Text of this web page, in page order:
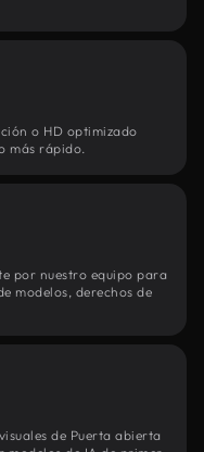
o HD optimizado
más rápido.
por nuestro equipo para
modelos, derechos de
de Puerta abierta